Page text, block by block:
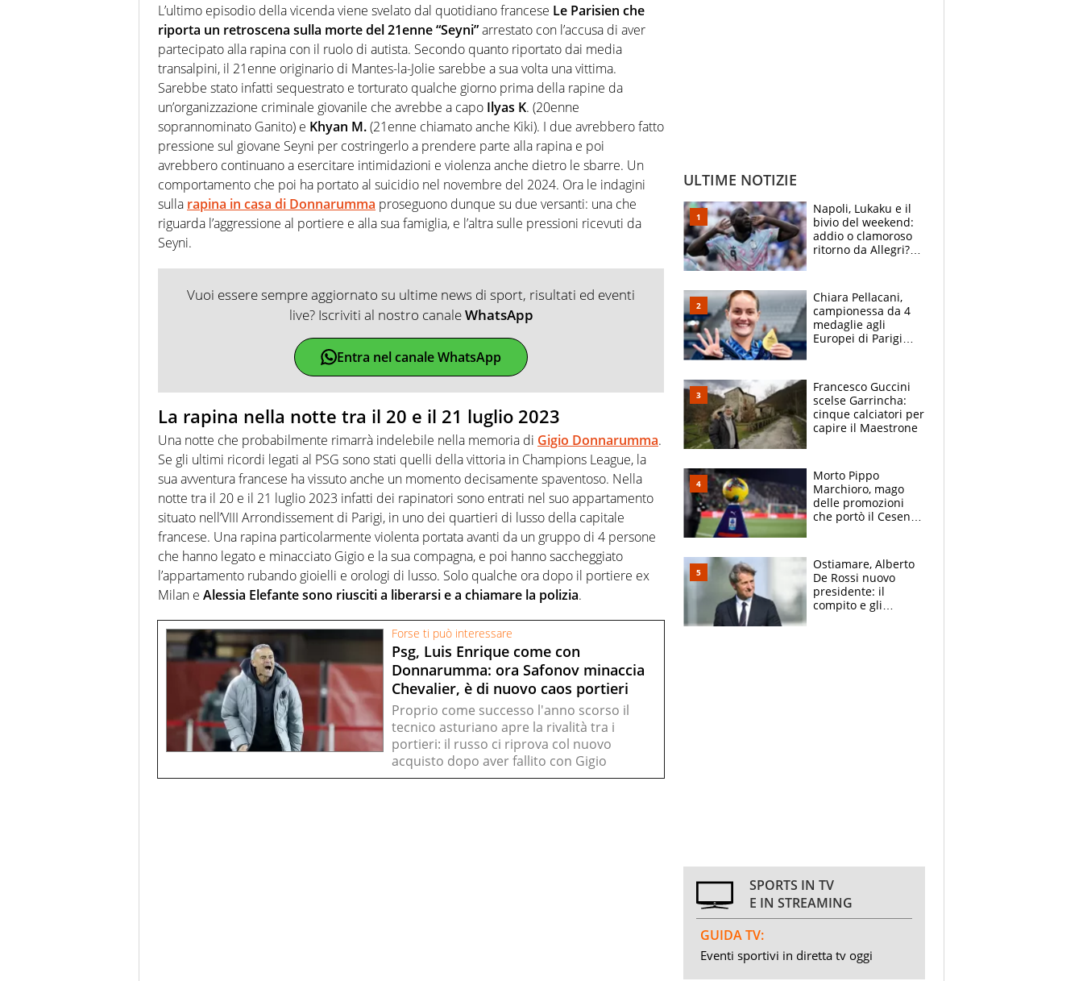
L’ultimo episodio della vicenda viene svelato dal quotidiano francese Le Parisien che
riporta un retroscena sulla morte del 21enne “Seyni”arrestato con l’accusa di aver
partecipato alla rapina con il ruolo di autista. Secondo quanto riportato dai media
transalpini, il 21enne originario di Mantes-la-Jolie sarebbe a sua volta una vittima.
Sarebbe stato infatti sequestrato e torturato qualche giorno prima della rapine da
un’organizzazione criminale giovanile che avrebbe a capo Ilyas K. (20enne
soprannominato Ganito) e Khyan M.(21enne chiamato anche Kiki). I due avrebbero fatto
pressione sul giovane Seyni per costringerlo a prendere parte alla rapina e poi
avrebbero continuano a esercitare intimidazioni e violenza anche dietro le sbarre. Un
comportamento che poi ha portato al suicidio nel novembre del 2024. Ora le indagini
sulla rapina in casa di Donnarumma proseguono dunque su due versanti: una che
riguarda l’aggressione al portiere e alla sua famiglia, e l’altra sulle pressioni ricevuti da
Seyni.
Vuoi essere sempre aggiornato su ultime news di sport, risultati ed eventi
live? Iscriviti al nostro canaleWhatsApp
Entra nel canale WhatsApp
La rapina nella notte tra il 20 e il 21 luglio 2023
Una notte che probabilmente rimarrà indelebile nella memoria di Gigio Donnarumma.
Se gli ultimi ricordi legati al PSG sono stati quelli della vittoria in Champions League, la
sua avventura francese ha vissuto anche un momento decisamente spaventoso. Nella
notte tra il 20 e il 21 luglio 2023 infatti dei rapinatori sono entrati nel suo appartamento
situato nell’VIII Arrondissement di Parigi, in uno dei quartieri di lusso della capitale
francese. Una rapina particolarmente violenta portata avanti da un gruppo di 4 persone
che hanno legato e minacciato Gigio e la sua compagna, e poi hanno saccheggiato
l’appartamento rubando gioielli e orologi di lusso. Solo qualche ora dopo il portiere ex
Milan e Alessia Elefante sono riusciti a liberarsi e a chiamare la polizia.
Forse ti può interessare
Psg, Luis Enrique come con
Donnarumma: ora Safonov minaccia
Chevalier, è di nuovo caos portieri
Proprio come successo l'anno scorso il
tecnico asturiano apre la rivalità tra i
portieri: il russo ci riprova col nuovo
acquisto dopo aver fallito con Gigio
ULTIME NOTIZIE
Napoli, Lukaku e il
bivio del weekend:
addio o clamoroso
ritorno da Allegri?
Chiara Pellacani,
campionessa da 4
medaglie agli
Europei di Parigi
giornalista, mamma
Francesca
Insegnante e il
fratello calciatore
Francesco Guccini
scelse Garrincha:
cinque calciatori per
capire il Maestrone
Morto Pippo
Marchioro, mago
delle promozioni
che portò il Cesena
di Baresi
Ostiamare, Alberto
De Rossi nuovo
presidente: il
compito e gli
SPORTS IN TV
E IN STREAMING
GUIDA TV:
Eventi sportivi in diretta tv oggi